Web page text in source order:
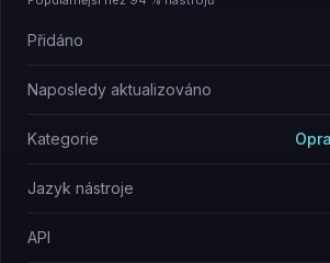
Přidáno
Naposledy aktualizováno
Kategorie
Jazyk nástroje
API